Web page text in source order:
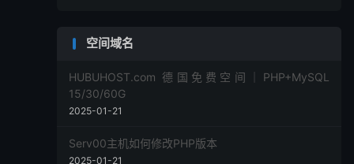
空间域名
HUBUHOST.com 德国免费空间｜PHP+MySQL
15/30/60G
2025-01-21
Serv00主机如何修改PHP版本
2025-01-21